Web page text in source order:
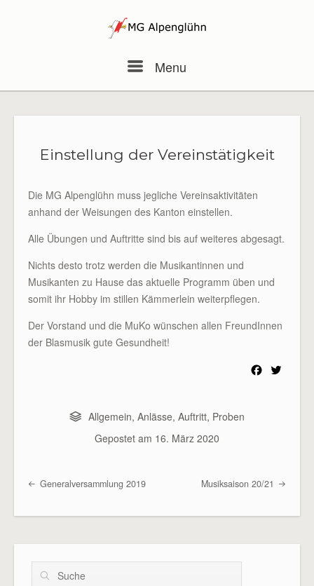
Menu
Einstellung der Vereinstätigkeit
Die MG Alpenglühn muss jegliche Vereinsaktivitäten
anhand der Weisungen des Kanton einstellen.
Alle Übungen und Auftritte sind bis auf weiteres abgesagt.
Nichts desto trotz werden die Musikantinnen und
Musikanten zu Hause das aktuelle Programm üben und
somit ihr Hobby im stillen Kämmerlein weiterpflegen.
Der Vorstand und die MuKo wünschen allen FreundInnen
der Blasmusik gute Gesundheit!
Allgemein, Anlässe, Auftritt, Proben
Gepostet am 16. März 2020
Beitragsübersicht
Generalversammlung 2019 Musiksaison 20/21
Suche